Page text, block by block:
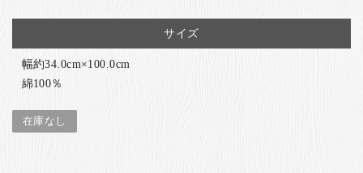
サイズ
幅約34.0cm×100.0cm
綿100％
在庫なし